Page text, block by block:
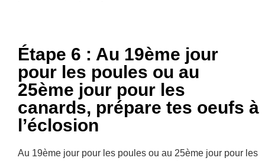
Étape 6 : Au 19ème jour
pour les poules ou au
25ème jour pour les
canards, prépare tes oeufs à
l’éclosion
Au 19ème jour pour les poules ou au 25ème jour pour les